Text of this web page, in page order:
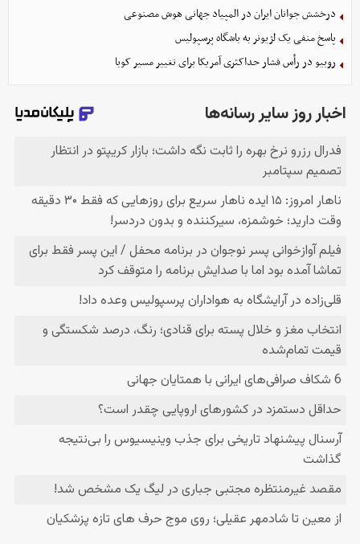
درخشش جوانان ایران در المپیاد جهانی هوش مصنوعی
پاسخ منفی یک لژیونر به باشگاه پرسپولیس
روبیو در رأس فشار حداکثری آمریکا برای تغییر مسیر کوبا